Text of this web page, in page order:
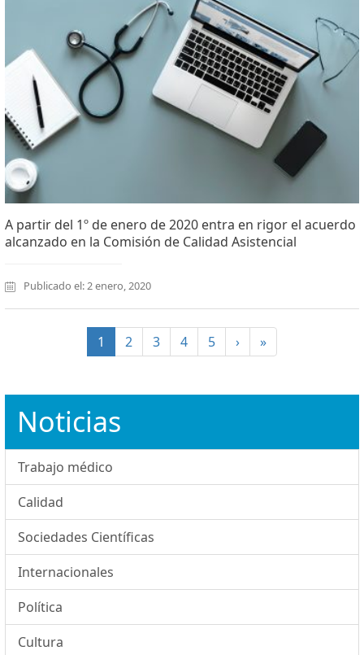
A partir del 1º de enero de 2020 entra en rigor el acuerdo
alcanzado en la Comisión de Calidad Asistencial
Publicado el: 2 enero, 2020
1 (current)
2 3 4 5 › »
Noticias
Trabajo médico
Calidad
Sociedades Científicas
Internacionales
Política
Cultura